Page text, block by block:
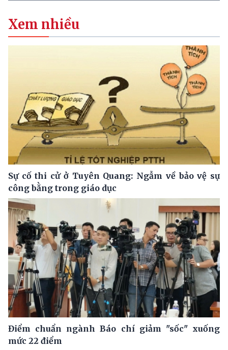
Xem nhiều
Sự cố thi cử ở Tuyên Quang: Ngẫm về bảo vệ sự
công bằng trong giáo dục
Điểm chuẩn ngành Báo chí giảm "sốc" xuống
mức 22 điểm